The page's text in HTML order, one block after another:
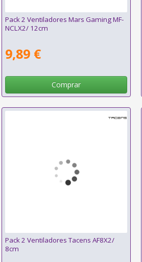
Pack 2 Ventiladores Mars Gaming MF-
NCLX2/ 12cm
9,89 €
Comprar
Pack 2 Ventiladores Tacens AF8X2/
8cm